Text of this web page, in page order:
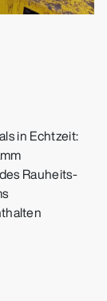
in Echtzeit:
Rauheits-